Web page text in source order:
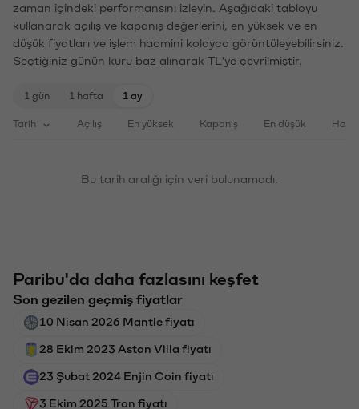
zaman içindeki performansını izleyin. Aşağıdaki tabloyu
kullanarak açılış ve kapanış değerlerini, en yüksek ve en
düşük fiyatları ve işlem hacmini kolayca görüntüleyebilirsiniz.
Seçtiğiniz günün kuru baz alınarak TL'ye çevrilmiştir.
1 gün 1 hafta 1 ay
Tarih Açılış En yüksek Kapanış En düşük
Bu tarih aralığı için veri bulunamadı.
Paribu'da daha fazlasını keşfet
Son gezilen geçmiş fiyatlar
10 Nisan 2026 Mantle fiyatı
28 Ekim 2023 Aston Villa fiyatı
23 Şubat 2024 Enjin Coin fiyatı
3 Ekim 2025 Tron fiyatı